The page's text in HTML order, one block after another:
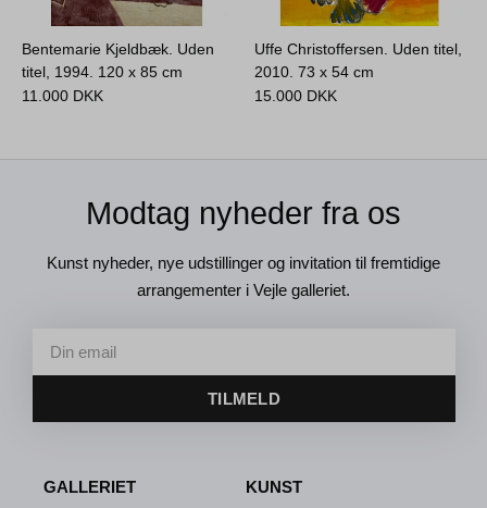
Bentemarie Kjeldbæk. Uden
titel, 1994. 120 x 85 cm
11.000 DKK
Uffe Christoffersen. Uden titel,
2010.73 x 54 cm
15.000 DKK
Modtag nyheder fra os
Kunst nyheder, nye udstillinger og invitation til fremtidige
arrangementer i Vejle galleriet.
TILMELD
GALLERIET
KUNST